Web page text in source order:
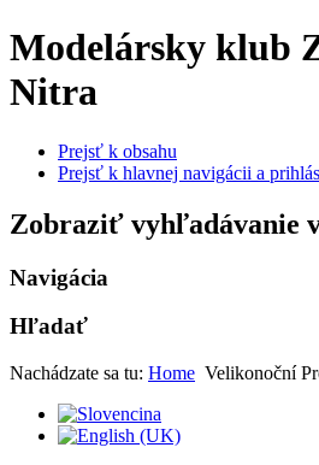
Modelársky klub
Nitra
Prejsť k obsahu
Prejsť k hlavnej navigácii a
Zobraziť vyhľadávanie
Navigácia
Hľadať
Nachádzate sa tu: Home Velikonoční